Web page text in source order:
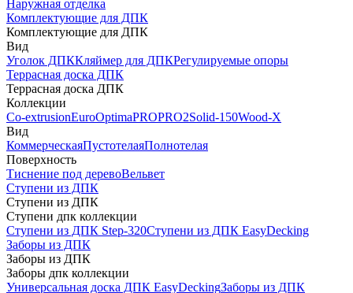
Наружная отделка
Комплектующие для ДПК
Комплектующие для ДПК
Вид
Уголок ДПККляймер для ДПКРегулируемые опоры
Террасная доска ДПК
Террасная доска ДПК
Коллекции
Co-extrusionEuroOptimaPROPRO2Solid-150Wood-X
Вид
КоммерческаяПустотелаяПолнотелая
Поверхность
Тиснение под деревоВельвет
Ступени из ДПК
Ступени из ДПК
Ступени дпк коллекции
Ступени из ДПК Step-320Ступени из ДПК EasyDecking
Заборы из ДПК
Заборы из ДПК
Заборы дпк коллекции
Универсальная доска ДПК EasyDeckingЗаборы из ДПК